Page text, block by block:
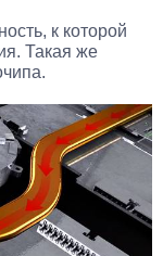
к которой
Такая же